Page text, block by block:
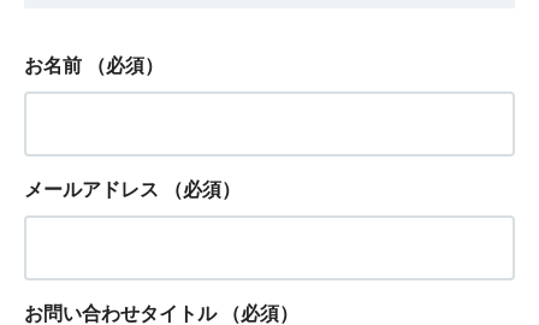
お名前 （必須）
メールアドレス （必須）
お問い合わせタイトル （必須）